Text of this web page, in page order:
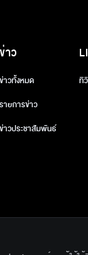
ข่าว
ข่าวทั้งหมด
รายการข่าว
ข่าวประชาสัมพันธ์
ที